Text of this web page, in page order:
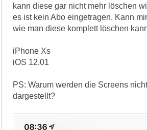
kann diese gar nicht mehr löschen
es ist kein Abo eingetragen. Kann
wie man diese komplett löschen
iPhone Xs
iOS 12.01
PS: Warum werden die Screens
dargestellt?